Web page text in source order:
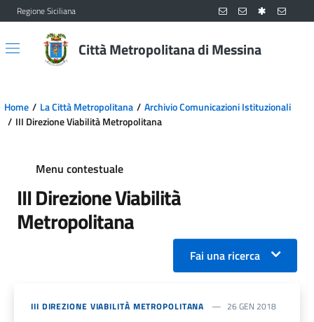
Vai al contenuto principale
Vai al menu principale
Regione Siciliana
Città Metropolitana di Messina
Home La Città Metropolitana
Archivio Comunicazioni Istituzionali
III Direzione Viabilità Metropolitana
Menu contestuale
III Direzione Viabilità
Metropolitana
Fai una ricerca
III DIREZIONE VIABILITÀ METROPOLITANA 26 GEN 2018